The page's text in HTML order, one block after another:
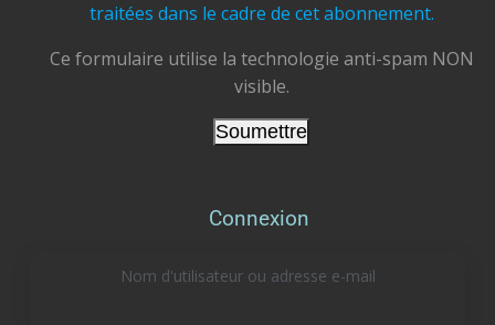
Photo
View on Facebook
Commerce Liège updated their cover
On profite encore à 100% du soleil et de la
doucement le bout de son nez !
traitées dans le cadre de cet abonnement.
Ce formulaire utilise la technologie anti-spam NON
visible.
Connexion
Nom d'utilisateur ou adresse e-mail